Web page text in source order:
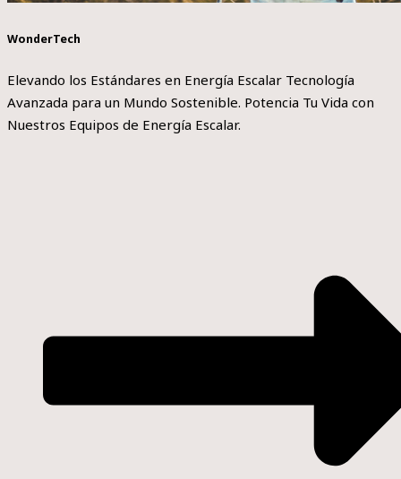
WonderTech
Elevando los Estándares en Energía Escalar Tecnología
Avanzada para un Mundo Sostenible. Potencia Tu Vida con
Nuestros Equipos de Energía Escalar.